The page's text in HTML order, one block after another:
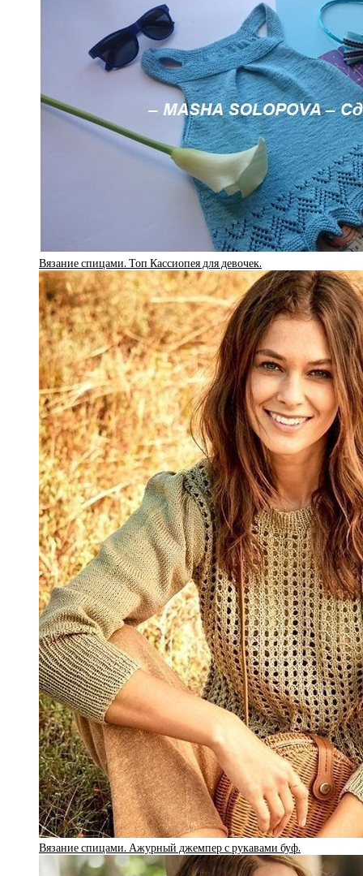
Вязание спицами. Топ Кассиопея для девочек.
Вязание спицами. Ажурный джемпер с рукавами буф.